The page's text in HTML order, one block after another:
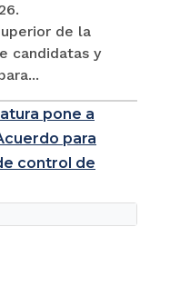
de la
candidatas y
pone a
para
control de